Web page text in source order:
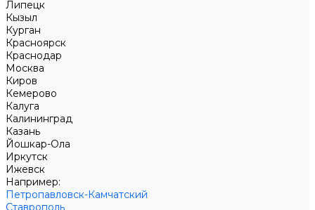
Липецк
Кызыл
Курган
Красноярск
Краснодар
Москва
Киров
Кемерово
Калуга
Калининград
Казань
Йошкар-Ола
Иркутск
Ижевск
Например:
Петропавловск-Камчатский
Ставрополь